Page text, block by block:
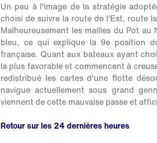
Un peu à l'image de la stratégie
choisi de suivre la route de l'Est, route
Malheureusement les mailles du Pot
bleu, ce qui explique la 9e position
française. Quant aux bateaux ayant
la plus favorable et commencent à
redistribué les cartes d'une flotte
navigue actuellement sous grand
viennent de cette mauvaise passe et
Retour sur les 24 dernières heures